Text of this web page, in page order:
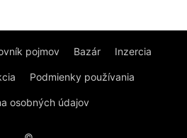
pojmov Bazár Inzercia
Podmienky používania
osobných údajov